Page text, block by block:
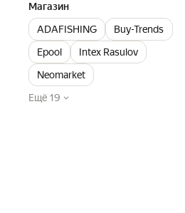
Магазин
ADАFISHING
Buy-Trends
Epool
Intex Rasulov
Neomarket
Ещё 19